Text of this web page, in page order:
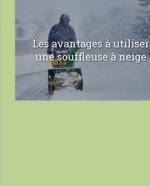
Les avantages à utiliser
une souffleuse à neige